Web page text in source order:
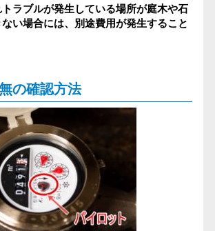
ラブルが発生している場所が庭木や石
い場合には、別途費用が発生すること
の確認方法